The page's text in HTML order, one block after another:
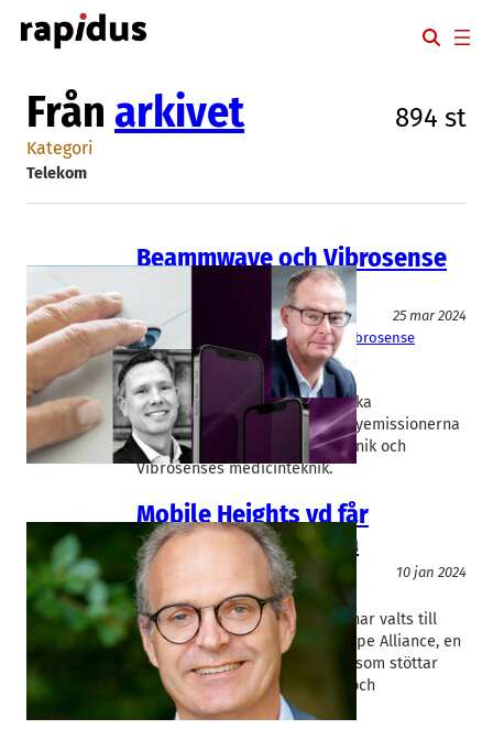
Hoppa
till
Från arkivet 894 st
Kategori
Telekom
Beammwave och Vibrosense
gör nyemissioner
Medicinteknik/Lab Telekom
25 mar 2024
Beammwave
Enorama Pharma, Vibrosense
Dynamics
Stefan Svedberg
Kassorna tryter för flera skånska
utvecklingsbolag. De senaste nyemissionerna
gäller Beammwaves antennteknik och
Vibrosenses medicinteknik.
Mobile Heights vd får
topposition i Europa
Telekom
10 jan 2024
Mobile Heights
Ola Svedin
Mobile Heights vd Ola Svedin har valts till
vice-president för Silicon Europe Alliance, en
europeisk klusterorganisation som stöttar
utveckling av mikroelektronik och
mjukvarulösningar.